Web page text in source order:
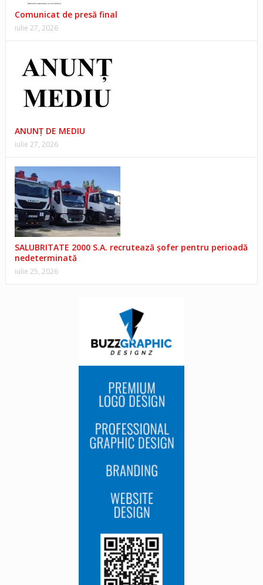
Comunicat de presă final
iulie 27, 2026
ANUNŢ DE MEDIU
iulie 27, 2026
SALUBRITATE 2000 S.A. recrutează șofer pentru perioadă
nedeterminată
iulie 25, 2026